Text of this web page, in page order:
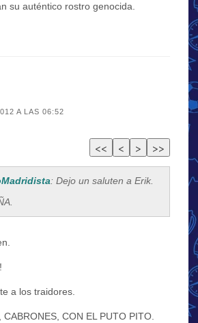
su auténtico rostro genocida.
A LAS 06:52
: Dejo un saluten a Erik.
a los traidores.
CON EL PUTO PITO.